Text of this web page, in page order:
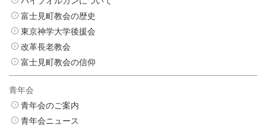
富士見町教会の歴史
東京神学大学後援会
改革長老教会
富士見町教会の信仰
青年会
青年会のご案内
青年会ニュース